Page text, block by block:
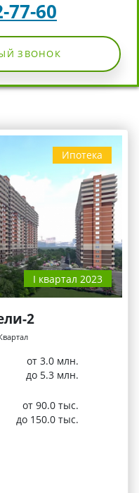
77-60
ЗВОНОК
Ипотека
I квартал 2023
2
от 3.0 млн.
до 5.3 млн.
от 90.0 тыс.
до 150.0 тыс.